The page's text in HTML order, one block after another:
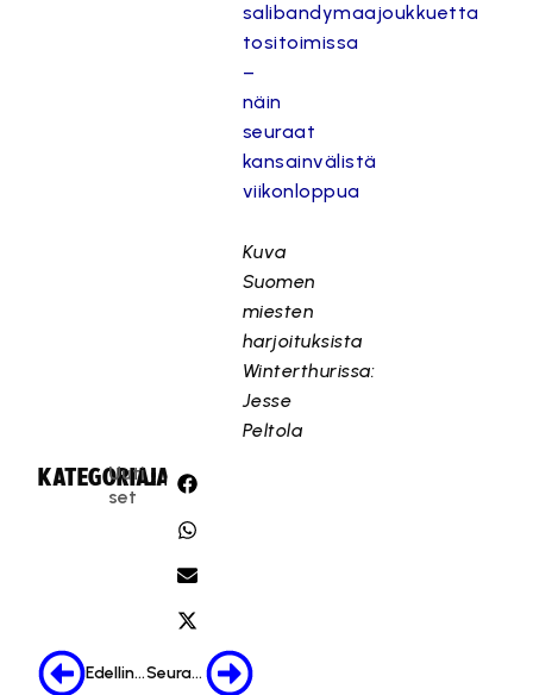
salibandymaajoukkuetta
tositoimissa
–
näin
seuraat
kansainvälistä
viikonloppua
Kuva
Suomen
miesten
harjoituksista
Winterthurissa:
Jesse
Peltola
KATEGORIA:
Uuti
set
JAA:
Edellinen Seuraava